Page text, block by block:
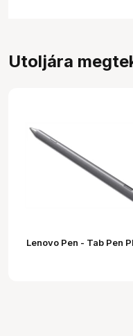
Utoljára
Lenovo Pen - Tab Pen